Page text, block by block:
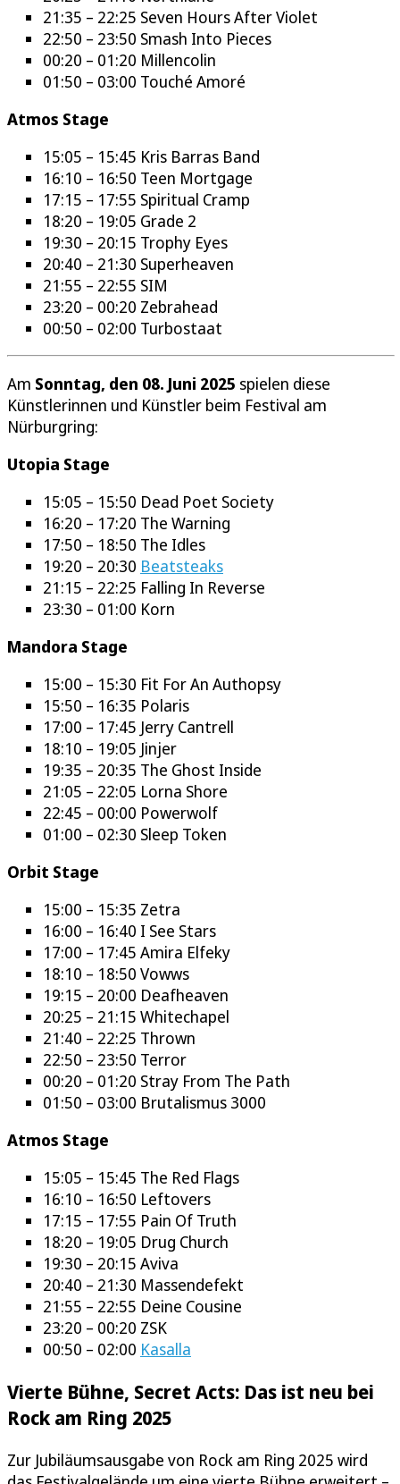
21:35 – 22:25 Seven Hours After Violet
22:50 – 23:50 Smash Into Pieces
00:20 – 01:20 Millencolin
01:50 – 03:00 Touché Amoré
Atmos Stage
15:05 – 15:45 Kris Barras Band
16:10 – 16:50 Teen Mortgage
17:15 – 17:55 Spiritual Cramp
18:20 – 19:05 Grade 2
19:30 – 20:15 Trophy Eyes
20:40 – 21:30 Superheaven
21:55 – 22:55 SIM
23:20 – 00:20 Zebrahead
00:50 – 02:00 Turbostaat
Am Sonntag, den 08. Juni 2025 spielen diese
Künstlerinnen und Künstler beim Festival am
Nürburgring:
Utopia Stage
15:05 – 15:50 Dead Poet Society
16:20 – 17:20 The Warning
17:50 – 18:50 The Idles
19:20 – 20:30 Beatsteaks
21:15 – 22:25 Falling In Reverse
23:30 – 01:00 Korn
Mandora Stage
15:00 – 15:30 Fit For An Authopsy
15:50 – 16:35 Polaris
17:00 – 17:45 Jerry Cantrell
18:10 – 19:05 Jinjer
19:35 – 20:35 The Ghost Inside
21:05 – 22:05 Lorna Shore
22:45 – 00:00 Powerwolf
01:00 – 02:30 Sleep Token
Orbit Stage
15:00 – 15:35 Zetra
16:00 – 16:40 I See Stars
17:00 – 17:45 Amira Elfeky
18:10 – 18:50 Vowws
19:15 – 20:00 Deafheaven
20:25 – 21:15 Whitechapel
21:40 – 22:25 Thrown
22:50 – 23:50 Terror
00:20 – 01:20 Stray From The Path
01:50 – 03:00 Brutalismus 3000
Atmos Stage
15:05 – 15:45 The Red Flags
16:10 – 16:50 Leftovers
17:15 – 17:55 Pain Of Truth
18:20 – 19:05 Drug Church
19:30 – 20:15 Aviva
20:40 – 21:30 Massendefekt
21:55 – 22:55 Deine Cousine
23:20 – 00:20 ZSK
00:50 – 02:00 Kasalla
Vierte Bühne, Secret Acts: Das ist neu bei
Rock am Ring 2025
Zur Jubiläumsausgabe von Rock am Ring 2025 wird